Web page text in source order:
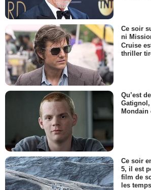
Ce soir
ni
Cruise
thriller
Qu’est
Mondain
Ce soir
5, il est
film de
les